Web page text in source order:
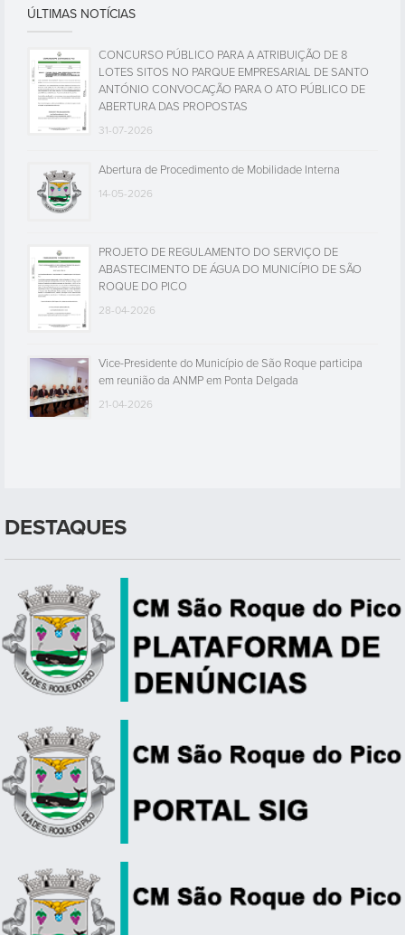
ÚLTIMAS NOTÍCIAS
CONCURSO PÚBLICO PARA A ATRIBUIÇÃO DE 8
LOTES SITOS NO PARQUE EMPRESARIAL DE SANTO
ANTÓNIO CONVOCAÇÃO PARA O ATO PÚBLICO DE
ABERTURA DAS PROPOSTAS
31-07-2026
Abertura de Procedimento de Mobilidade Interna
14-05-2026
PROJETO DE REGULAMENTO DO SERVIÇO DE
ABASTECIMENTO DE ÁGUA DO MUNICÍPIO DE SÃO
ROQUE DO PICO
28-04-2026
Vice-Presidente do Município de São Roque participa
em reunião da ANMP em Ponta Delgada
21-04-2026
DESTAQUES